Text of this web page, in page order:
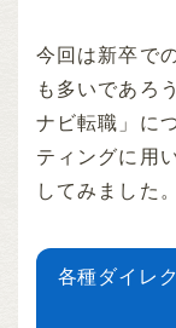
今回は新卒で
も多いであろ
ナビ転職」に
ティングに用
してみました。
各種ダイレ